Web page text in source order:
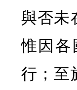
與否未
惟因
行；至